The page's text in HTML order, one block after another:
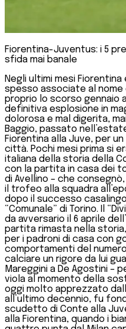
Fiorentina-Juventus: i 5
sfida mai banale
Negli ultimi mesi
spesso associate al nome
proprio lo scorso gennaio
definitiva esplosione in
dolorosa e mal digerita,
Baggio, passato
Fiorentina alla Juve, per
città. Pochi mesi prima si
italiana della storia della
con la partita in casa dei
di Avellino – che
il trofeo alla squadra
dopo il successo
“Comunale” di Torino. Il
da avversario il 6 aprile
partita rimasta nella
per i padroni di casa con
comportamenti del
calciare un rigore da lui
Mareggini a De Agostini –
viola al momento della
oggi molto apprezzato
all’ultimo decennio, fu
scudetto di Conte alla
alla Fiorentina, quando i